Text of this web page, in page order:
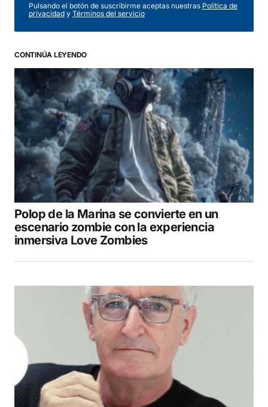
Pulsando el botón de suscribirme aceptas nuestras Política de
privacidad y Términos del servicio
CONTINÚA LEYENDO
Polop de la Marina se convierte en un
escenario zombie con la experiencia
inmersiva Love Zombies